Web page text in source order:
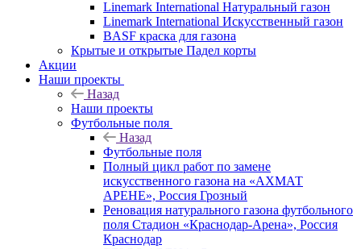
Linemark International Натуральный газон
Linemark International Искусственный газон
BASF краска для газона
Крытые и открытые Падел корты
Акции
Наши проекты
Назад
Наши проекты
Футбольные поля
Назад
Футбольные поля
Полный цикл работ по замене
искусственного газона на «АХМАТ
АРЕНЕ», Россия Грозный
Реновация натурального газона футбольного
поля Стадион «Краснодар-Арена», Россия
Краснодар